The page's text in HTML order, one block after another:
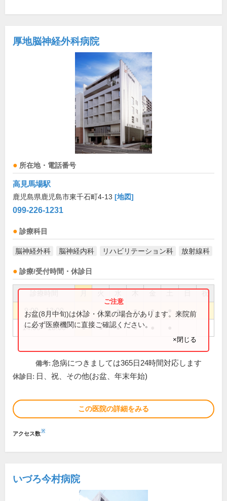
厚地脳神経外科病院
所在地・電話番号
高見馬場駅
鹿児島県鹿児島市東千石町4-13 [地図]
099-226-1231
診療科目
脳神経外科 脳神経内科 リハビリテーション科 放射線科
診療/受付時間・休診日
祝
9:00～13:00 ● ● ● ● ●
14:00～18:00 ● ● ● ●
お盆(8月中旬)は休診・休業の場合があります。来院前
に必ず医療機関に直接ご確認ください。
×閉じる
備考: 急病につきましては365日24時間対応します
休診日: 日、祝、その他(お盆、年末年始)
この医院の詳細をみる
アクセス数※
いづろ今村病院